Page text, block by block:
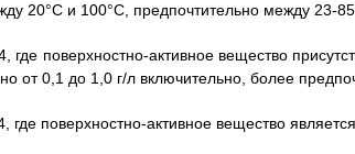
20°С и 100°С, предпочтительно между 23-
поверхностно-активное вещество
от 0,1 до 1,0 г/л включительно, более
поверхностно-активное вещество